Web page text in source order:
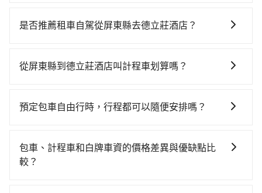
貴，且難叫計程車前往高鐵站！從最早05:50一直到
車花費約2,200元、車程約95分鐘。抵達高鐵站後，步行
鐵站，每人票價1,490元，再用15分鐘出站，最後再根據
鐘，假設4位同行，高鐵加轉乘之平均每人花費為2,040
元。不過屏東縣領有合法執照的計程車僅有400多輛，計
是否推薦租車自駕從屏東縣去德立莊酒店？
租車公司可選，甚至離你所在位置甚遠，如果不想額外
從屏東縣到德立莊酒店叫計程車划算嗎？
灣大車隊和Yoxi。依照里程跳錶計算，價格約為
要注意屏東縣僅有合法計程車約370輛，計程車密度為雙
北的0.3%，也就是說要臨時叫到小黃的難度是台北或新
預定包車自由行時，行程都可以隨便安排嗎？
沒有到達海拔1500公里以上的山區，行程都是可以依照
您的需求安排的。
包車、計程車和白牌車資的價格差異與優缺點比
較？